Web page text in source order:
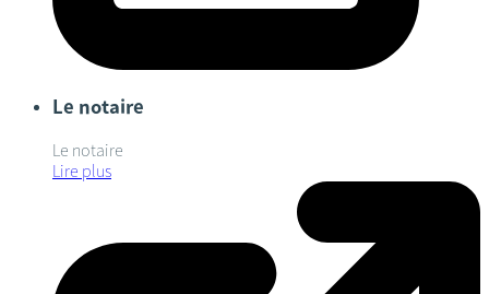
Le notaire
Le notaire
Lire plus